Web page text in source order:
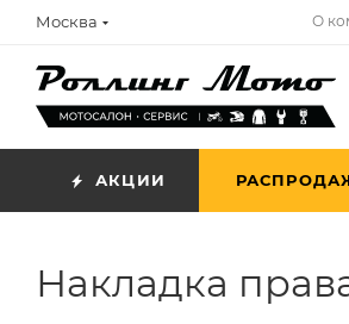
Москва О
АКЦИИ
Накладка